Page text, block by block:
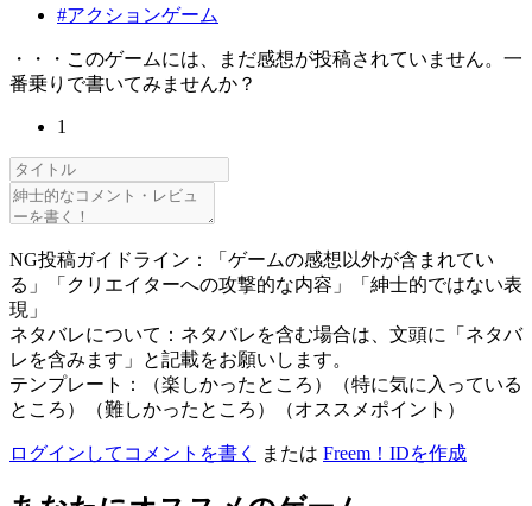
#アクションゲーム
・・・このゲームには、まだ感想が投稿されていません。一
番乗りで書いてみませんか？
1
NG投稿ガイドライン：「ゲームの感想以外が含まれてい
る」「クリエイターへの攻撃的な内容」「紳士的ではない表
現」
ネタバレについて：ネタバレを含む場合は、文頭に「ネタバ
レを含みます」と記載をお願いします。
テンプレート：（楽しかったところ）（特に気に入っている
ところ）（難しかったところ）（オススメポイント）
ログインしてコメントを書く または Freem！IDを作成